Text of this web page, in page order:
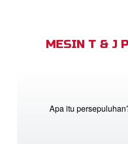
MESIN T & J
Apa itu